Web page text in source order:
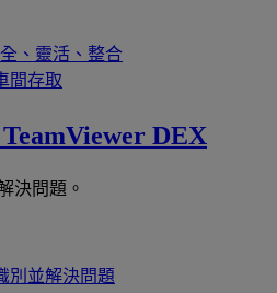
、靈活、整合
間存取
TeamViewer DEX
決問題。
別並解決問題